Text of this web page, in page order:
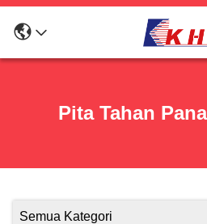
Pita Tahan
Semua Kategori